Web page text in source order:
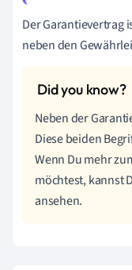
Der Garantievertrag
neben den
Neben der
Diese beiden
Wenn Du mehr
möchtest, kannst
ansehen.